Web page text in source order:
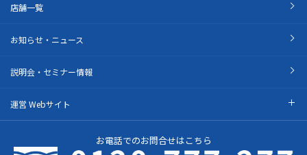
店舗一覧
お知らせ・ニュース
説明会・セミナー情報
運営 Webサイト
お電話でのお問合せはこちら